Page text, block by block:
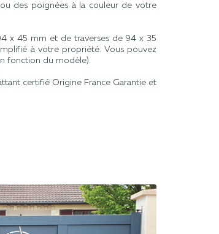
des poignées à la couleur de votre
x 45 mm et de traverses de 94 x 35
à votre propriété. Vous pouvez
fonction du modèle).
certifié Origine France Garantie et